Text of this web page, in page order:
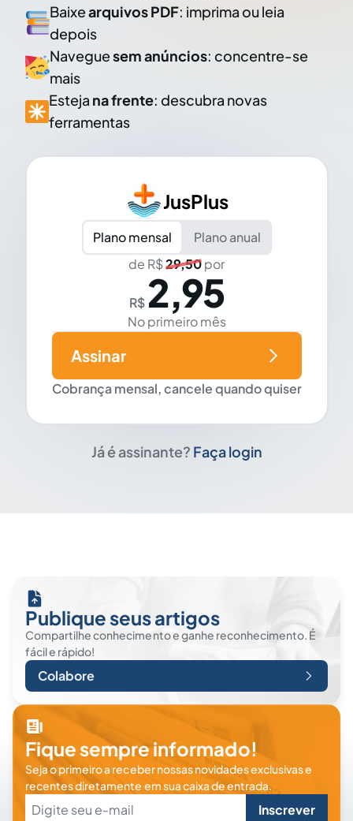
Baixearquivos PDF: imprima ou leia
depois
Naveguesem anúncios: concentre-se
mais
Esteja na frente: descubra novas
ferramentas
JusPlus
Plano mensal
Plano anual
de R$29,50por
R$ 2,95
No primeiro mês
Cobrança mensal, cancele quando quiser
Assinar
Já é assinante? Faça login
Publique seus artigos
Compartilhe conhecimento e ganhe reconhecimento. É
fácil e rápido!
Colabore
Fique sempre informado!
Seja o primeiro a receber nossas novidades exclusivas e
recentes diretamente em sua caixa de entrada.
Inscrever